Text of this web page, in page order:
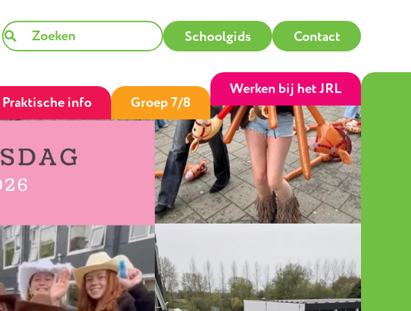
Schoolgids Contact
Praktische info Groep 7/8
Werken bij het JRL